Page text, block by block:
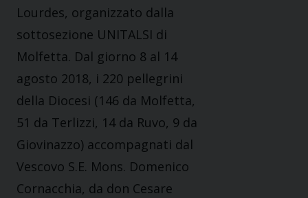
Lourdes, organizzato dalla
sottosezione UNITALSI di
Molfetta. Dal giorno 8 al 14
agosto 2018, i 220 pellegrini
della Diocesi (146 da Molfetta,
51 da Terlizzi, 14 da Ruvo, 9 da
Giovinazzo) accompagnati dal
Vescovo S.E. Mons. Domenico
Cornacchia, da don Cesare